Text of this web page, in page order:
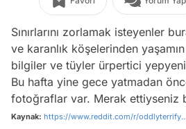
Sınırlarını zorlamak isteyenler
ve karanlık köşelerinden
bilgiler ve tüyler ürpertici
Bu hafta yine gece yatmadan
fotoğraflar var. Merak ettiyseniz
Kaynak: https://www.reddit.com/r/